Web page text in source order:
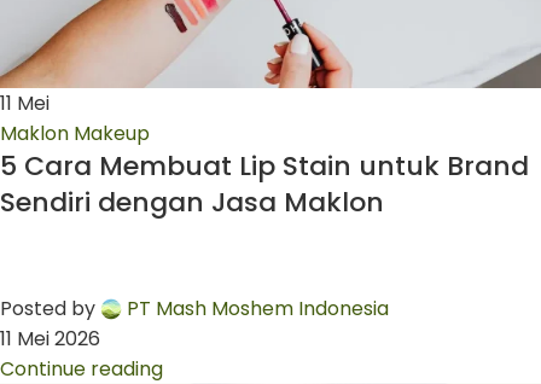
11 Mei
Maklon Makeup
5 Cara Membuat Lip Stain untuk Brand
Sendiri dengan Jasa Maklon
Posted by
PT Mash Moshem Indonesia
11 Mei 2026
Continue reading